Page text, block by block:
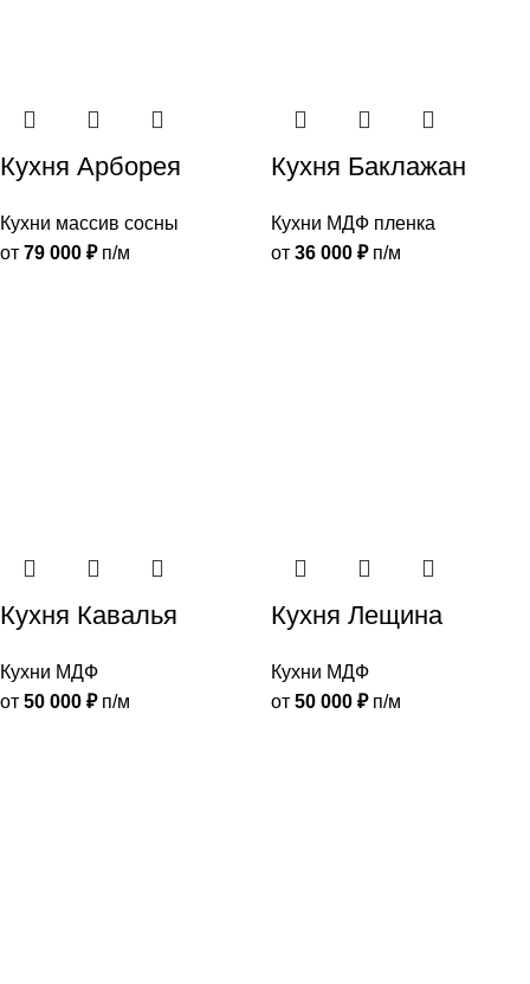
Кухня Арборея
Кухни массив сосны
от 79 000 ₽п/м
Кухня Баклажан
Кухни МДФ пленка
от 36 000 ₽п/м
Кухня Кавалья
Кухни МДФ
от 50 000 ₽п/м
Кухня Лещина
Кухни МДФ
от 50 000 ₽п/м